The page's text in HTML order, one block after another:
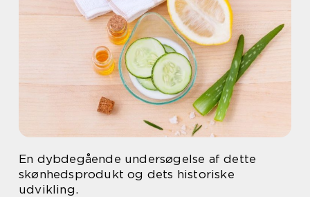
En dybdegående undersøgelse af dette
skønhedsprodukt og dets historiske
udvikling.